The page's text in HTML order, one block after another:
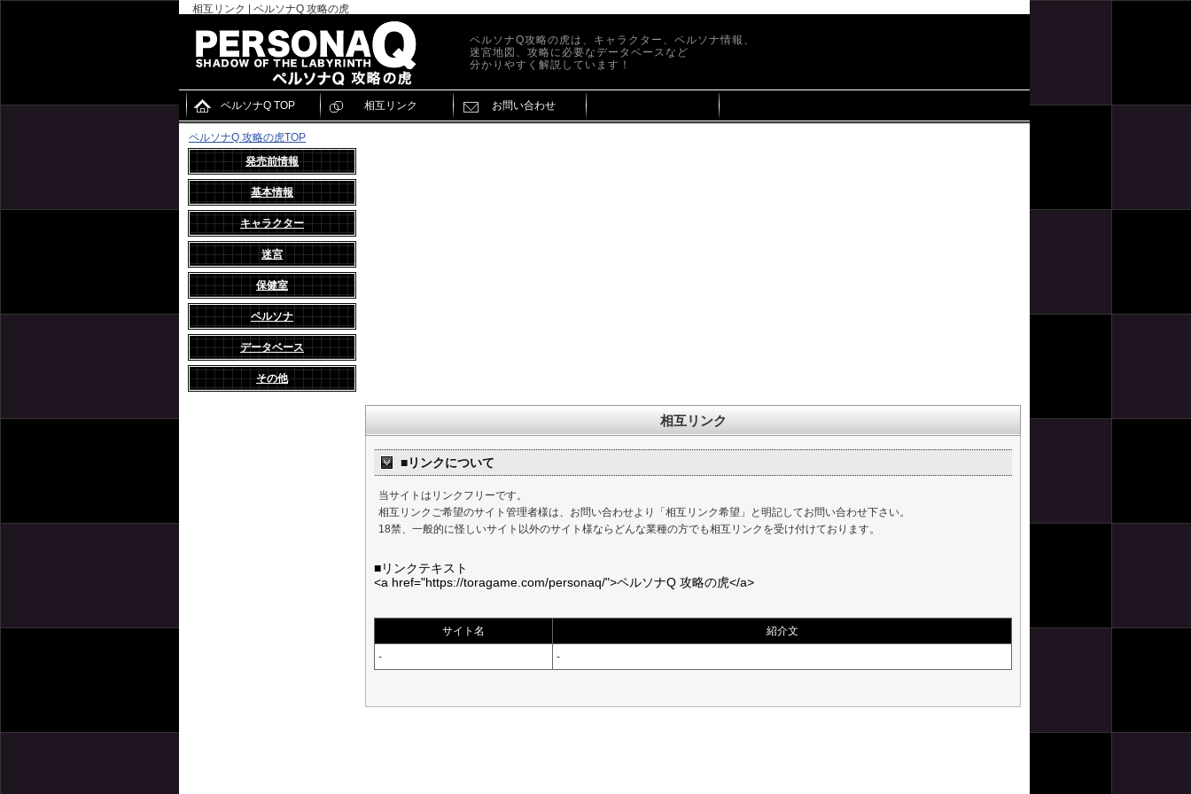
相互リンク | ペルソナQ 攻略の虎
ペルソナQ攻略の虎は、キャラクター、ペルソナ情報、
迷宮地図、攻略に必要なデータベースなど
分かりやすく解説しています！
ペルソナQ 攻略の虎TOP
発売前情報
基本情報
キャラクター
迷宮
保健室
ペルソナ
データベース
その他
相互リンク
■リンクについて
当サイトはリンクフリーです。
相互リンクご希望のサイト管理者様は、お問い合わせより「相互リンク希望」と明記してお問い合わせ下さい。
18禁、一般的に怪しいサイト以外のサイト様ならどんな業種の方でも相互リンクを受け付けております。
■リンクテキスト
<a href="https://toragame.com/personaq/">ペルソナQ 攻略の虎</a>
サイト名 紹介文
- -
ペルソナQ TOP 相互リンク お問い合わせ